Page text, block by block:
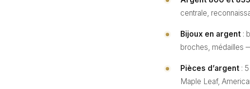
centrale,
Bijoux en argent :
broches, médailles
Pièces d’argent :
Maple Leaf,